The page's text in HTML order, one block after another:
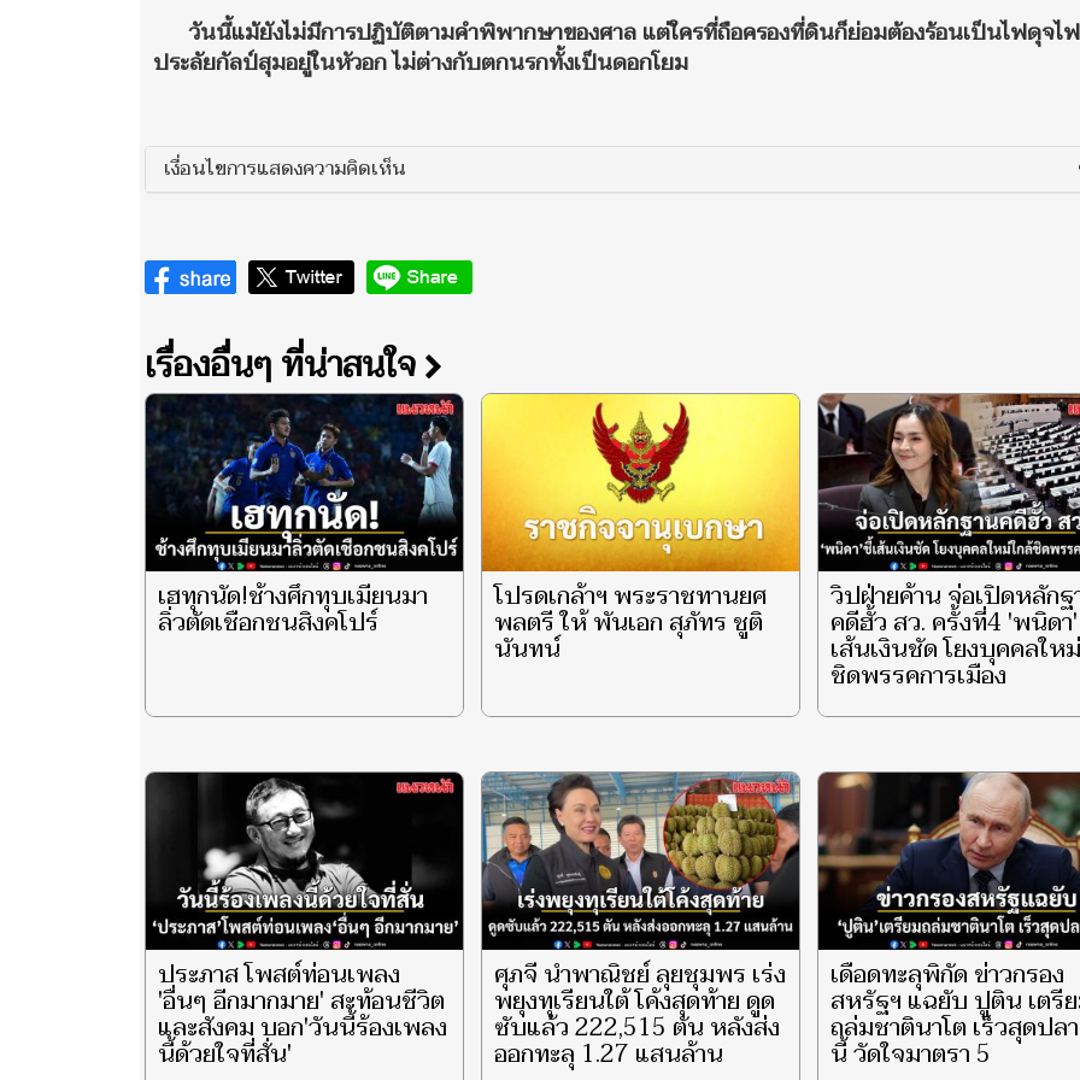
วันนี้แม้ยังไม่มีการปฏิบัติตามคำพิพากษาของศาล แต่ใครที่ถือครองที่ดินก็ย่อมต้องร้อนเป็นไฟดุจไฟ
ประลัยกัลป์สุมอยู่ในหัวอก ไม่ต่างกับตกนรกทั้งเป็นดอกโยม
เงื่อนไขการแสดงความคิดเห็น
เรื่องอื่นๆ ที่น่าสนใจ
เฮทุกนัด!ช้างศึกทุบเมียนมา
ลิ่วตัดเชือกชนสิงคโปร์
โปรดเกล้าฯ พระราชทานยศ
พลตรี ให้ พันเอก สุภัทร ชูติ
นันทน์
วิปฝ่ายค้าน จ่อเปิดหลัก
คดีฮั้ว สว. ครั้งที่4 'พนิด
เส้นเงินชัด โยงบุคคลให
ชิดพรรคการเมือง
ประภาส โพสต์ท่อนเพลง
'อื่นๆ อีกมากมาย' สะท้อนชีวิต
และสังคม บอก'วันนี้ร้องเพลง
นี้ด้วยใจที่สั่น'
ศุภจี นำพาณิชย์ ลุยชุมพร เร่ง
พยุงทุเรียนใต้ โค้งสุดท้าย ดูด
ซับแล้ว 222,515 ตัน หลังส่ง
ออกทะลุ 1.27 แสนล้าน
เดือดทะลุพิกัด ข่าวกรอง
สหรัฐฯ แฉยับ ปูติน เตรี
ถล่มชาตินาโต เร็วสุดปล
นี้ วัดใจมาตรา 5